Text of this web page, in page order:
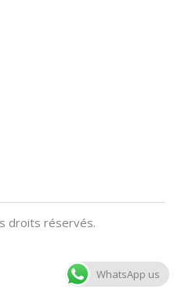
droits réservés.
WhatsApp us